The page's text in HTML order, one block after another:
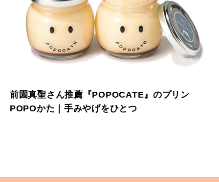
前園真聖さん推薦『POPOCATE』のプリン
POPOかた｜手みやげをひとつ